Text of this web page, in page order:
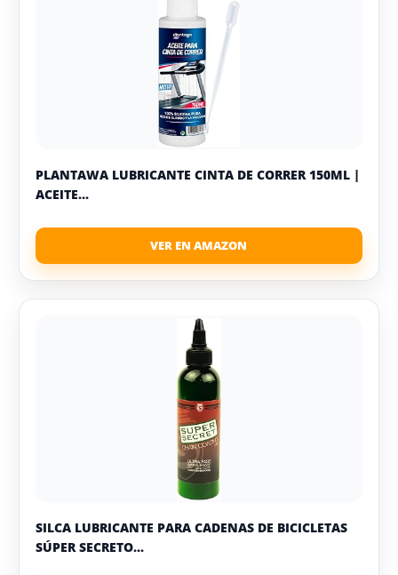
PLANTAWA LUBRICANTE CINTA DE CORRER 150ML |
ACEITE...
SILCA LUBRICANTE PARA CADENAS DE BICICLETAS
SÚPER SECRETO...